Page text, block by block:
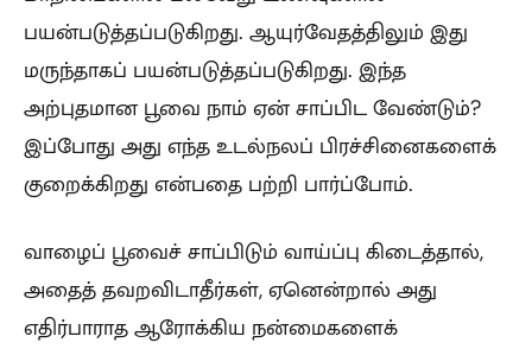
பயன்படுத்தப்படுகிறது. ஆயுர்வேதத்திலும் இது
மருந்தாகப் பயன்படுத்தப்படுகிறது. இந்த
அற்புதமான பூவை நாம் ஏன் சாப்பிட வேண்டும்?
இப்போது அது எந்த உடல்நலப் பிரச்சினைகளைக்
குறைக்கிறது என்பதை பற்றி பார்ப்போம்.
வாழைப் பூவைச் சாப்பிடும் வாய்ப்பு கிடைத்தால்,
அதைத் தவறவிடாதீர்கள், ஏனென்றால் அது
எதிர்பாராத ஆரோக்கிய நன்மைகளைக்